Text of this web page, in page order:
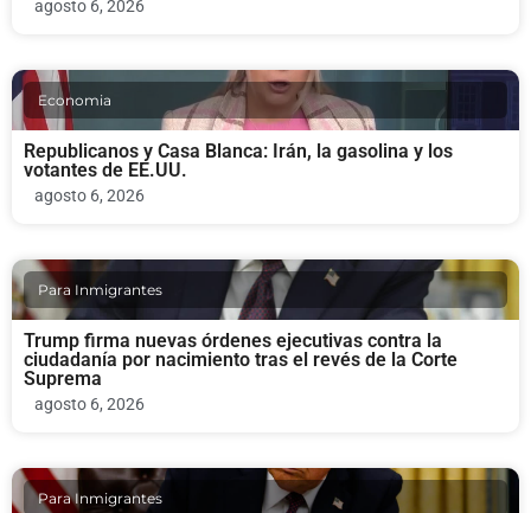
agosto 6, 2026
Economia
Republicanos y Casa Blanca: Irán, la gasolina y los
votantes de EE.UU.
agosto 6, 2026
Para Inmigrantes
Trump firma nuevas órdenes ejecutivas contra la
ciudadanía por nacimiento tras el revés de la Corte
Suprema
agosto 6, 2026
Para Inmigrantes